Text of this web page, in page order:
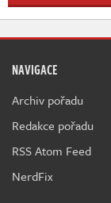
NAVIGACE
Archiv pořadu
Redakce pořadu
RSS Atom Feed
NerdFix